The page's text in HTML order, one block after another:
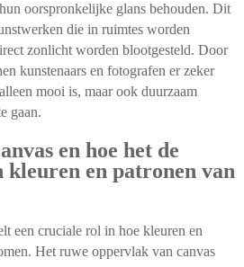
oorspronkelijke glans behouden. Dit
die in ruimtes worden
zonlicht worden blootgesteld. Door
kunstenaars en fotografen er zeker
mooi is, maar ook duurzaam
gaan.
en hoe het de
kleuren en patronen van
een cruciale rol in hoe kleuren en
Het ruwe oppervlak van canvas